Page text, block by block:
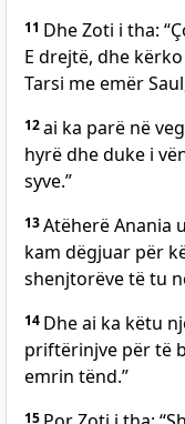
11 Dhe Zoti i tha:
E drejtë, dhe
Tarsi me emër
12ai ka parë në
hyrë dhe duke i
syve.”
13Atëherë Anania
kam dëgjuar për
shenjtorëve të tu
14 Dhe ai ka këtu
priftërinjve për të
emrin tënd.”
15